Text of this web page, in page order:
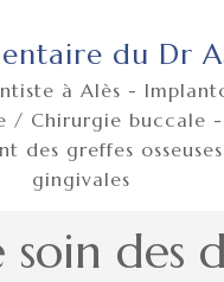
du Dr
à Alès -
/ Chirurgie buccale
des greffes
gingivales
soin des